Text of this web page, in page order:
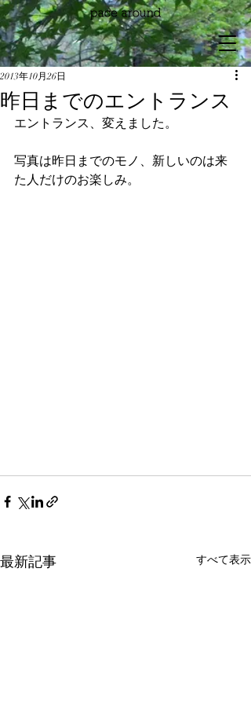
昨日までのエントランス
2013年10月26日
エントランス、変えました。
写真は昨日までのモノ、新しいのは来
た人だけのお楽しみ。
最新記事 すべて表示